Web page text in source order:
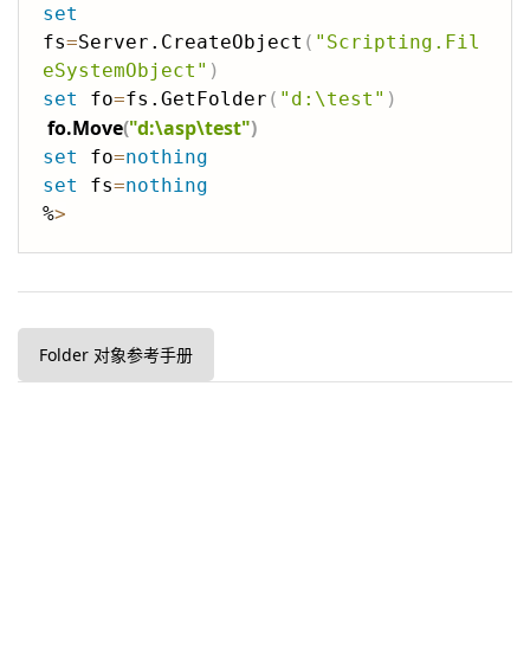
set
fs=Server.CreateObject ( "Scripting.Fil
eSystemObject" )
set
fo=fs.GetFolder ( "d:\test" )
fo.Move("d:\asp\test")
set fo=nothing
set
fs=nothing
%>
Folder 对象参考手册